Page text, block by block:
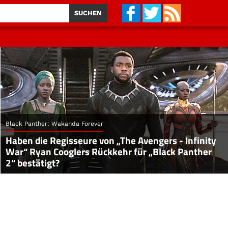
Black Panther: Wakanda Forever
Haben die Regisseure von „The Avengers - Infinity
War“ Ryan Cooglers Rückkehr für „Black Panther
2“ bestätigt?